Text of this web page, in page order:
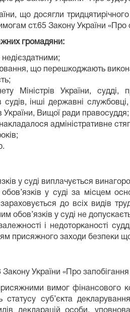
що досягли тридцятирічного
ст.65 Закону України
громадяни:
що перешкоджають
Міністрів України, судді,
судів, інші державні
України, Вищої ради правосуддя;
адміністративне
у суді виплачується
у суді за місцем
до всіх видів
обов’язків у суді не
і недоторканості
присяжного заходи безпеки
Закону України «Про
вимог фінансового
статусу суб’єкта
декларацій особи,